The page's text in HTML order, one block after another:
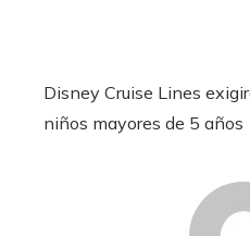
Disney Cruise Lines
niños mayores de 5 años